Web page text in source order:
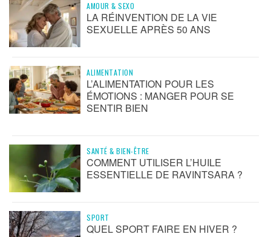
AMOUR & SEXO
LA RÉINVENTION DE LA VIE
SEXUELLE APRÈS 50 ANS
ALIMENTATION
L’ALIMENTATION POUR LES
ÉMOTIONS : MANGER POUR SE
SENTIR BIEN
SANTÉ & BIEN-ÊTRE
COMMENT UTILISER L’HUILE
ESSENTIELLE DE RAVINTSARA ?
SPORT
QUEL SPORT FAIRE EN HIVER ?